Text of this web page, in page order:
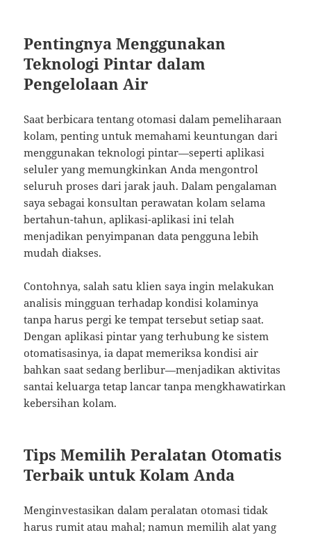
Pentingnya Menggunakan
Teknologi Pintar dalam
Pengelolaan Air
Saat berbicara tentang otomasi dalam pemeliharaan
kolam, penting untuk memahami keuntungan dari
menggunakan teknologi pintar—seperti aplikasi
seluler yang memungkinkan Anda mengontrol
seluruh proses dari jarak jauh. Dalam pengalaman
saya sebagai konsultan perawatan kolam selama
bertahun-tahun, aplikasi-aplikasi ini telah
menjadikan penyimpanan data pengguna lebih
mudah diakses.
Contohnya, salah satu klien saya ingin melakukan
analisis mingguan terhadap kondisi kolaminya
tanpa harus pergi ke tempat tersebut setiap saat.
Dengan aplikasi pintar yang terhubung ke sistem
otomatisasinya, ia dapat memeriksa kondisi air
bahkan saat sedang berlibur—menjadikan aktivitas
santai keluarga tetap lancar tanpa mengkhawatirkan
kebersihan kolam.
Tips Memilih Peralatan Otomatis
Terbaik untuk Kolam Anda
Menginvestasikan dalam peralatan otomasi tidak
harus rumit atau mahal; namun memilih alat yang